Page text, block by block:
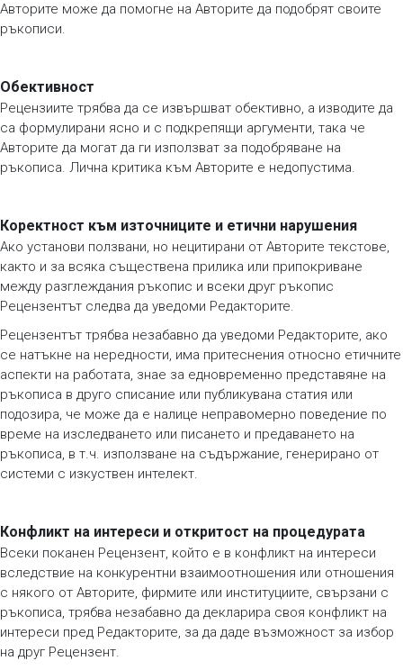
Авторите може да помогне на Авторите да подобрят своите
ръкописи.
Обективност
Рецензиите трябва да се извършват обективно, а изводите да
са формулирани ясно и с подкрепящи аргументи, така че
Авторите да могат да ги използват за подобряване на
ръкописа. Лична критика към Авторите е недопустима.
Коректност към източниците и етични нарушения
Ако установи ползвани, но нецитирани от Авторите текстове,
както и за всяка съществена прилика или припокриване
между разглеждания ръкопис и всеки друг ръкопис
Рецензентът следва да уведоми Редакторите.
Рецензентът трябва незабавно да уведоми Редакторите, ако
се натъкне на нередности, има притеснения относно етичните
аспекти на работата, знае за едновременно представяне на
ръкописа в друго списание или публикувана статия или
подозира, че може да е налице неправомерно поведение по
време на изследването или писането и предаването на
ръкописа, в т.ч. използване на съдържание, генерирано от
системи с изкуствен интелект.
Конфликт на интереси и откритост на процедурата
Всеки поканен Рецензент, който е в конфликт на интереси
вследствие на конкурентни взаимоотношения или отношения
с някого от Авторите, фирмите или институциите, свързани с
ръкописа, трябва незабавно да декларира своя конфликт на
интереси пред Редакторите, за да даде възможност за избор
на друг Рецензент.